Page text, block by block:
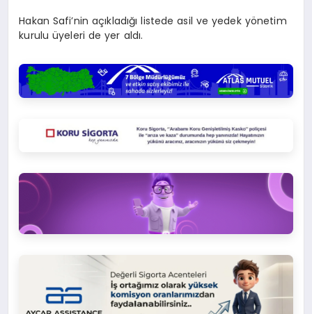
Hakan Safi’nin açıkladığı listede asil ve yedek yönetim
kurulu üyeleri de yer aldı.